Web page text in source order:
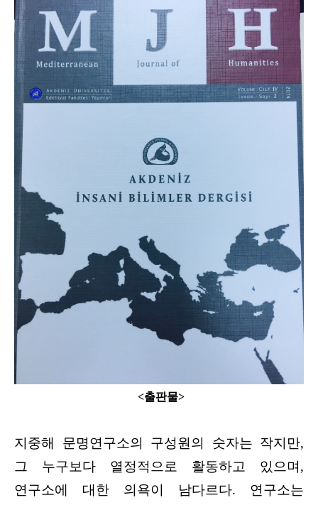
<출판물>
지중해 문명연구소의 구성원의 숫자는 작지만,
그 누구보다 열정적으로 활동하고 있으며,
연구소에 대한 의욕이 남다르다. 연구소는